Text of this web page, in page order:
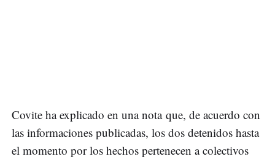
Covite ha explicado en una nota que, de acuerdo con
las informaciones publicadas, los dos detenidos hasta
el momento por los hechos pertenecen a colectivos